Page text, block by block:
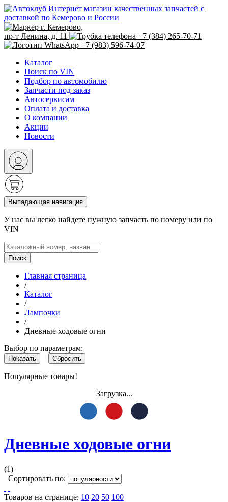
Интернет магазин качественных запчастей с
доставкой по Кемерово и России
г. Кемерово,
пр-т Ленина, д. 11
+7 (384) 265-70-71
+7 (983) 596-74-07
Каталог
Поиск по VIN
Подбор по автомобилю
Запчасти под заказ
Автосервисам
Оплата и доставка
О компании
Акции
Новости
Выпадающая навигация
У нас вы легко найдете нужную запчасть по номеру или по
VIN
Поиск
Главная страница
/
Каталог
/
Лампочки
/
Дневные ходовые огни
Выбор по параметрам:
Популярные товары!
Загрузка...
Дневные ходовые огни
(1)
Сортировать по:
Товаров на странице: 10 20 50 100